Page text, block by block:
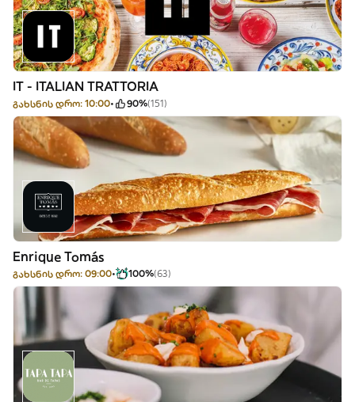
IT - ITALIAN TRATTORIA
გახსნის დრო: 10:00 90%(151)
Enrique Tomás
გახსნის დრო: 09:00 100%(63)